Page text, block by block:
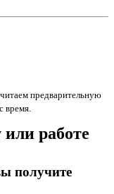
предварительную
время.
работе
получите